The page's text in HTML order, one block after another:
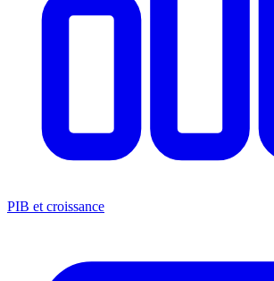
PIB et croissance